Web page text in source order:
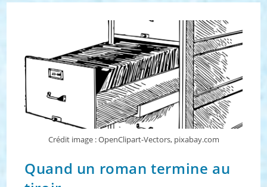
Crédit image : OpenClipart-Vectors, pixabay.com
Quand un roman termine au